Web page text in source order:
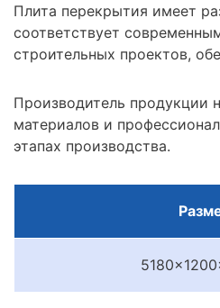
Плита перекрытия имеет
соответствует
строительных проектов,
Производитель продукции
материалов и
этапах производства.